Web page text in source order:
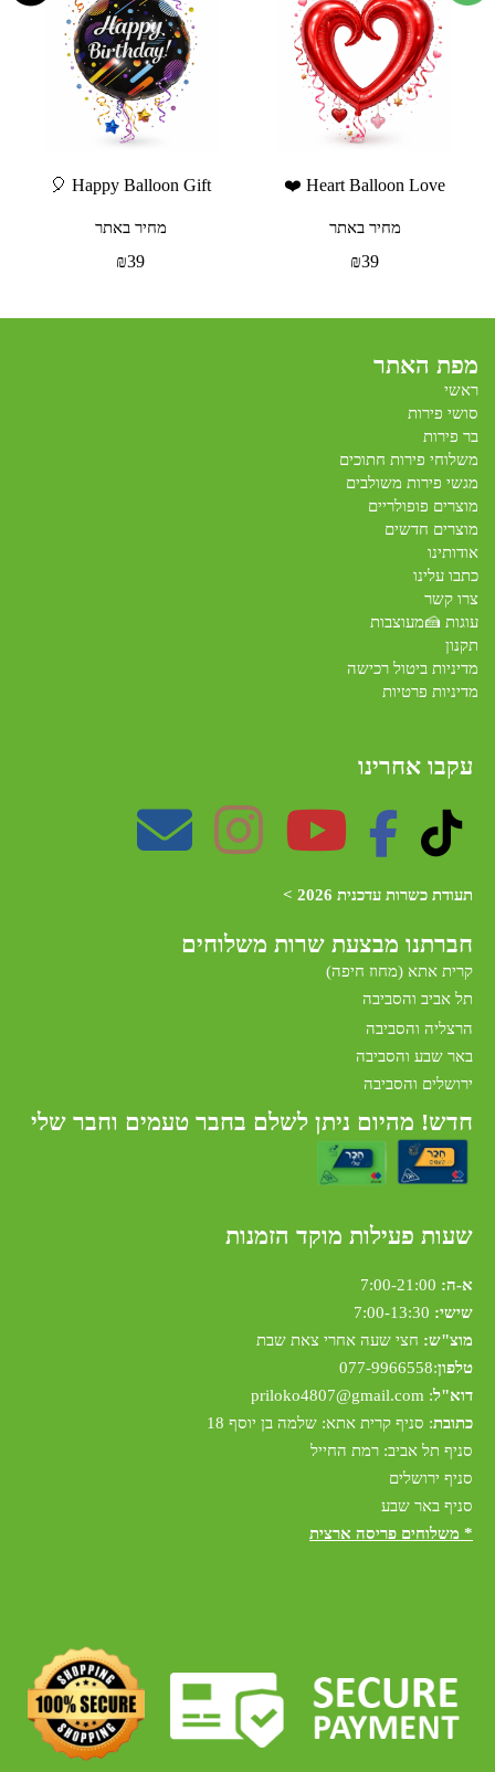
Heart Balloon Love ❤️
מחיר באתר
₪39
Happy Balloon Gift 🎈
מחיר באתר
₪39
מפת האתר
ראשי
סושי פירות
בר פירות
משלוחי פירות חתוכים
מגשי פירות משולבים
מוצרים פופולריים
מוצרים חדשים
אודותינו
כתבו עלינו
צרו קשר
עוגות 🍰מעוצבות
תקנון
מדיניות ביטול רכישה
מדיניות פרטיות
עקבו אחרינו
תעודת כשרות עדכנית 2026 >
חברתנו מבצעת שרות משלוחים
קרית אתא (מחוז חיפה)
תל אביב והסביבה
הרצליה והסביבה
באר שבע והסביבה
ירושלים והסביבה
חדש! מהיום ניתן לשלם בחבר טעמים וחבר שלי
שעות פעילות מוקד הזמנות
א-ה:
שישי: 7:00-13:30
מוצ"ש: חצי שעה אחרי צאת שבת
טלפון:
077-9966558
דוא"ל:
priloko4807@gmail.com
כתובת: סניף קרית אתא: שלמה בן יוסף 18
סניף תל אביב: רמת החייל
סניף ירושלים
סניף באר שבע
* משלוחים פריסה ארצית